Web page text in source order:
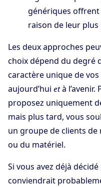
génériques
raison de leur plus
Les deux approches
choix dépend du degré
caractère unique de
aujourd’hui età l’avenir.
proposez uniquement
mais plus tard, vous
un groupe de clients de
ou du matériel.
Si vous avez déjà
conviendrait